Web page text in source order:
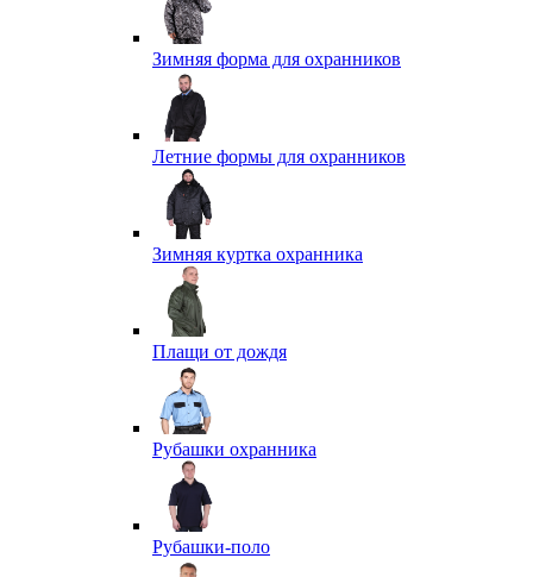
Зимняя форма для охранников
Летние формы для охранников
Зимняя куртка охранника
Плащи от дождя
Рубашки охранника
Рубашки-поло